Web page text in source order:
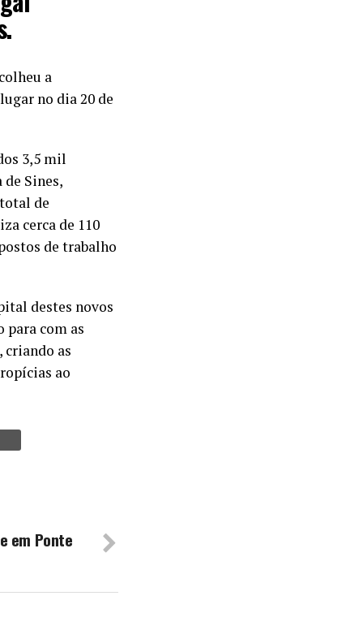
a
no dia 20 de
3,5 mil
Sines,
de
cerca de 110
de trabalho
destes novos
com as
criando as
ao
em Ponte